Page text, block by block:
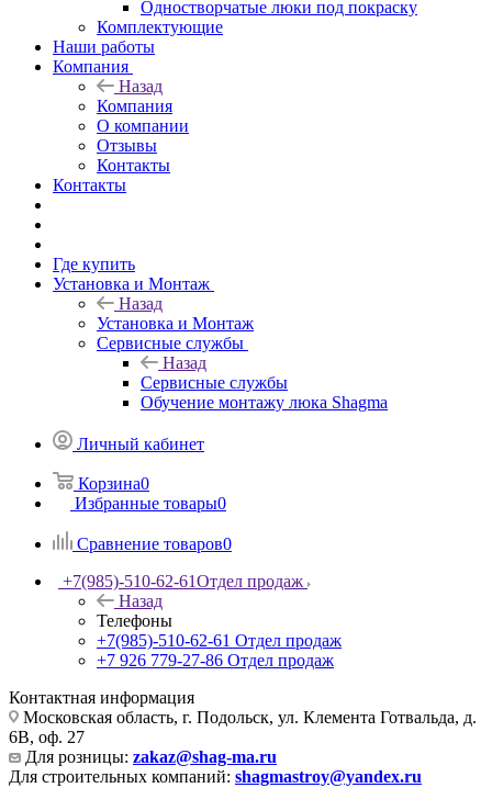
Одностворчатые люки под покраску
Комплектующие
Наши работы
Компания
Назад
Компания
О компании
Отзывы
Контакты
Контакты
Где купить
Установка и Монтаж
Назад
Установка и Монтаж
Сервисные службы
Назад
Сервисные службы
Обучение монтажу люка Shagma
Личный кабинет
Корзина0
Избранные товары0
Сравнение товаров0
+7(985)-510-62-61Отдел продаж
Назад
Телефоны
+7(985)-510-62-61 Отдел продаж
‪+7 926 779-27-86‬ Отдел продаж
Контактная информация
Московская область, г. Подольск, ул. Клемента Готвальда, д.
6В, оф. 27
Для розницы: zakaz@shag-ma.ru
Для строительных компаний: shagmastroy@yandex.ru